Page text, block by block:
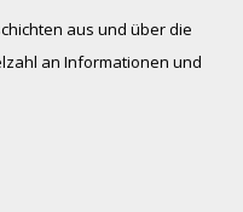
aus und über die
an Informationen und